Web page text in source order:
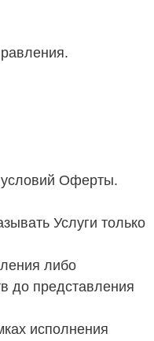
условий Оферты.
Услуги только
либо
до представления
исполнения